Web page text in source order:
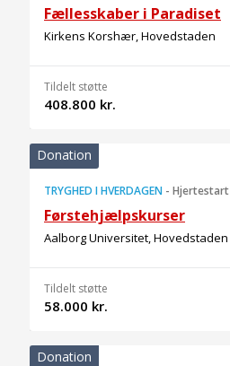
Fællesskaber i Paradiset
Kirkens Korshær, Hovedstaden
Tildelt støtte
408.800 kr.
Donation
TRYGHED I HVERDAGEN - Hjertestart
Førstehjælpskurser
Aalborg Universitet, Hovedstaden
Tildelt støtte
58.000 kr.
Donation